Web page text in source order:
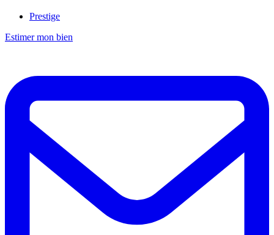
Prestige
Estimer mon bien